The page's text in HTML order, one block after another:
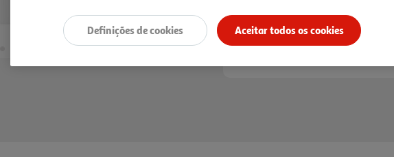
Aceitar todos os cookies
Definições de cookies